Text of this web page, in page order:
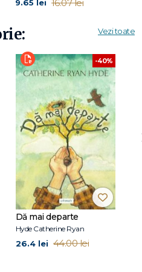
9.65 lei 16.07 lei
Vezi toate
-40%
Dă mai departe
Hyde Catherine Ryan
26.4 lei 44.00 lei